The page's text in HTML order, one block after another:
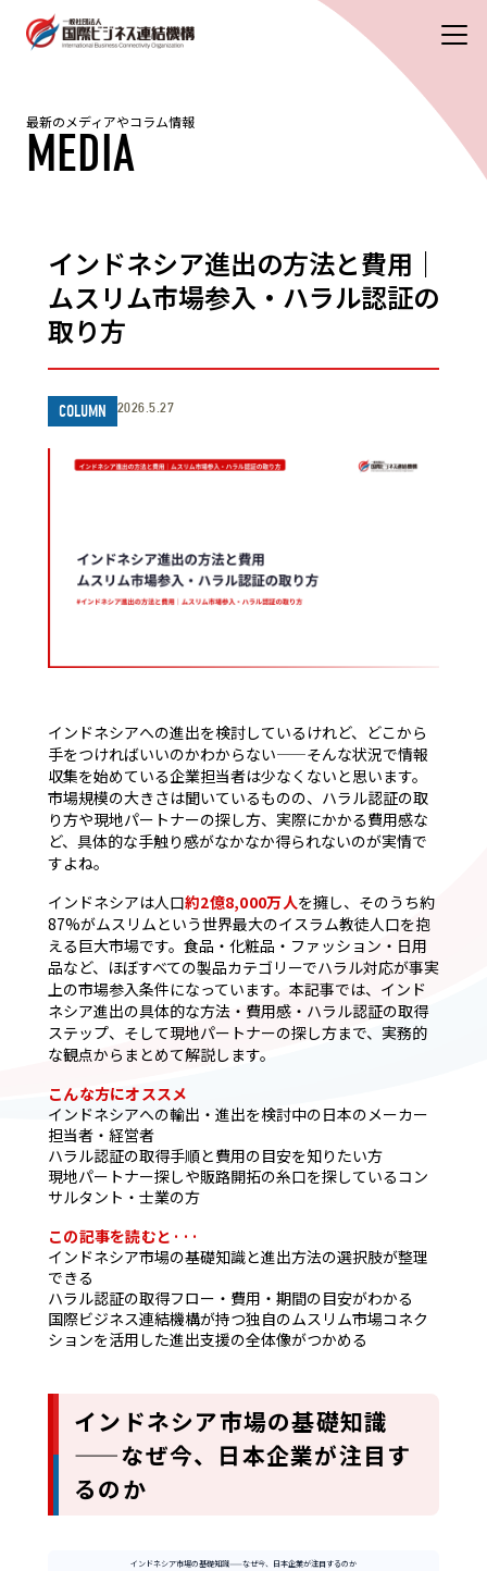
最新のメディアやコラム情報
MEDIA
インドネシア進出の方法と費用｜
ムスリム市場参入・ハラル認証の
取り方
COLUMN 2026.5.27
インドネシアへの進出を検討しているけれど、どこから
手をつければいいのかわからない——そんな状況で情報
収集を始めている企業担当者は少なくないと思います。
市場規模の大きさは聞いているものの、ハラル認証の取
り方や現地パートナーの探し方、実際にかかる費用感な
ど、具体的な手触り感がなかなか得られないのが実情で
すよね。
インドネシアは人口約2億8,000万人を擁し、そのうち約
87%がムスリムという世界最大のイスラム教徒人口を抱
える巨大市場です。食品・化粧品・ファッション・日用
品など、ほぼすべての製品カテゴリーでハラル対応が事実
上の市場参入条件になっています。本記事では、インド
ネシア進出の具体的な方法・費用感・ハラル認証の取得
ステップ、そして現地パートナーの探し方まで、実務的
な観点からまとめて解説します。
こんな方にオススメ
インドネシアへの輸出・進出を検討中の日本のメーカー
担当者・経営者
ハラル認証の取得手順と費用の目安を知りたい方
現地パートナー探しや販路開拓の糸口を探しているコン
サルタント・士業の方
この記事を読むと···
インドネシア市場の基礎知識と進出方法の選択肢が整理
できる
ハラル認証の取得フロー・費用・期間の目安がわかる
国際ビジネス連結機構が持つ独自のムスリム市場コネク
ションを活用した進出支援の全体像がつかめる
インドネシア市場の基礎知識
——なぜ今、日本企業が注目す
るのか
インドネシア市場の基礎知識——なぜ今、日本企業が注目するのか